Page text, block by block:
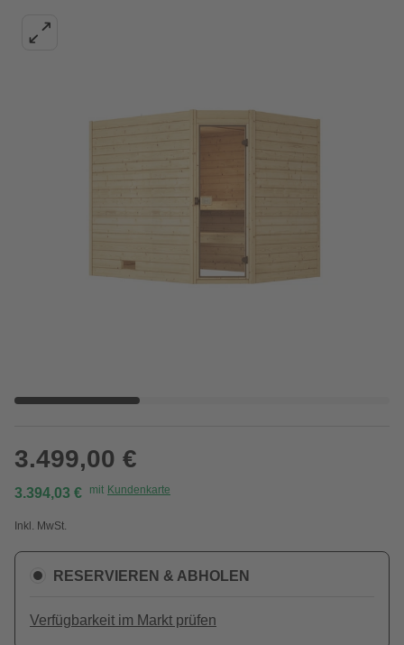
3.499,00 €
3.394,03 € mit Kundenkarte
Inkl. MwSt.
RESERVIEREN & ABHOLEN
Verfügbarkeit im Markt prüfen